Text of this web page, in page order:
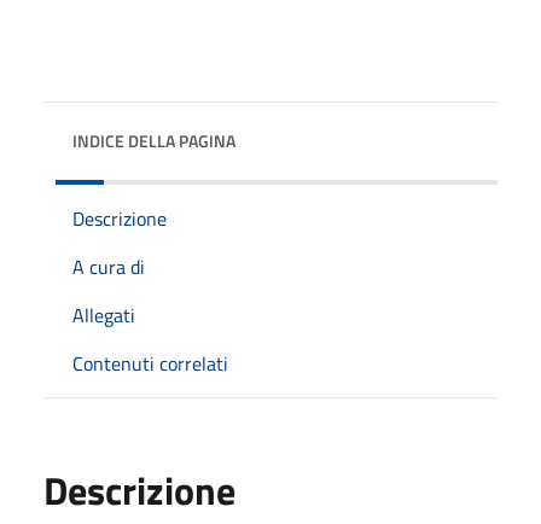
INDICE DELLA PAGINA
Descrizione
A cura di
Allegati
Contenuti correlati
Descrizione